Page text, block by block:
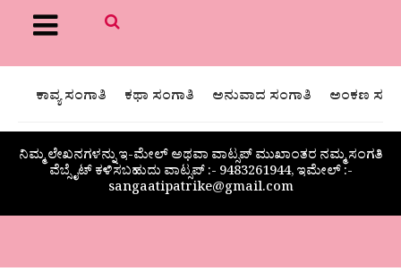
Menu
ಕಾವ್ಯ ಸಂಗಾತಿ ಕಥಾ ಸಂಗಾತಿ ಅನುವಾದ ಸಂಗಾತಿ ಅಂಕಣ
ನಿಮ್ಮ ಲೇಖನಗಳನ್ನು ಇ-ಮೇಲ್ ಅಥವಾ ವಾಟ್ಸಪ್ ಮುಖಾಂತರ ನಮ್ಮ ಸಂಗತಿ
ವೆಬ್ಸೈಟ್ ಕಳಿಸಬಹುದು ವಾಟ್ಸಪ್‌ :- 9483261944, ಇಮೇಲ್ :-
sangaatipatrike@gmail.com